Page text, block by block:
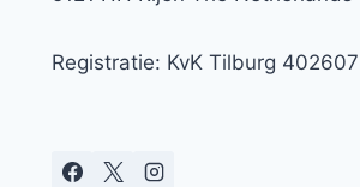
Registratie: KvK Tilburg